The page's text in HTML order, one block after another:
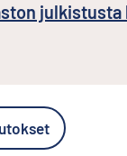
julkistusta